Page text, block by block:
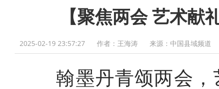
【聚焦两会 艺术
2025-02-19 23:57:27 作者：王海涛 来源：中国县域频道
翰墨丹青颂两会，